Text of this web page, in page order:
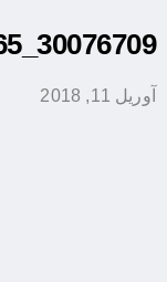
30076709_228953091179065_7691422859536629760_N
آوریل 11, 2018